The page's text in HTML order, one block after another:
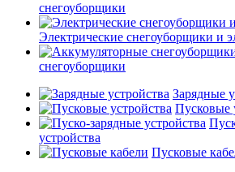
снегоуборщики
Электрические снегоуборщики и
снегоуборщики
Зарядные
Пусковые
устройства
Пусковые